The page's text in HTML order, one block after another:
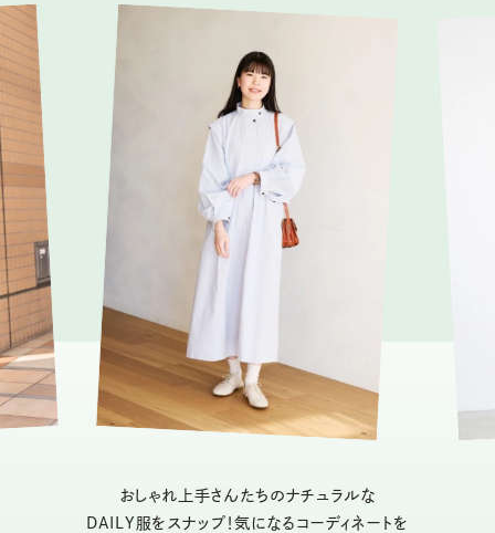
おしゃれ上手さんたちのナチュラルな
DAILY服をスナップ！気になるコーディネートを